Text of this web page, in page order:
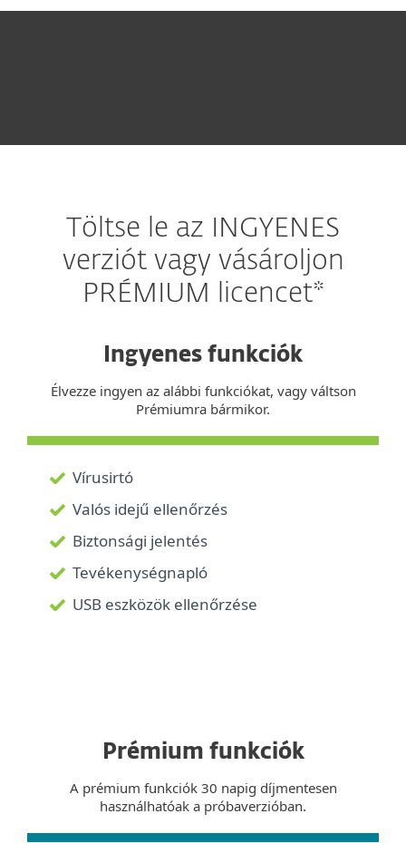
Töltse le az INGYENES
verziót vagy vásároljon
PRÉMIUM licencet*
Ingyenes funkciók
Élvezze ingyen az alábbi funkciókat, vagy váltson
Prémiumra bármikor.
Vírusirtó
Valós idejű ellenőrzés
Biztonsági jelentés
Tevékenységnapló
USB eszközök ellenőrzése
Prémium funkciók
A prémium funkciók 30 napig díjmentesen
használhatóak a próbaverzióban.